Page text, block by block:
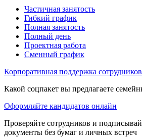
Частичная занятость
Гибкий график
Полная занятость
Полный день
Проектная работа
Сменный график
Корпоративная поддержка сотрудников
Какой соцпакет вы предлагаете
Оформляйте кандидатов онлайн
Проверяйте сотрудников и
документы без бумаг и личных встреч